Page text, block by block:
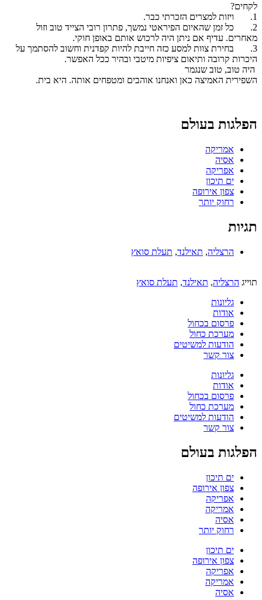
לקחים?
1. ויזות למצרים הזכרתי כבר.
2. כל זמן שהאיום הפיראטי נמשך, פתרון רובי הצייד טוב וזול
מאחרים. עדיף אם ניתן היה לרכוש אותם באופן חוקי.
3. בחירת צוות למסע כזה חייבת להיות קפדנית וחשוב להסתמך על
היכרות קרובה ותיאום ציפיות מיטבי ובהיר ככל האפשר.
היה טוב, טוב שנגמר
השפירית האמיצה כאן ואנחנו אוהבים ומטפחים אותה. היא בית.
הפלגות בעולם
אמריקה
אסיה
אפריקה
ים תיכון
צפון אירופה
רחוק יותר
תגיות
הרצליה, תאילנד, תעלת סואץ
תוייג הרצליה, תאילנד, תעלת סואץ
גליונות
אודות
פרסום בכחול
מערכת כחול
הודעות למשיטים
צור קשר
גליונות
אודות
פרסום בכחול
מערכת כחול
הודעות למשיטים
צור קשר
הפלגות בעולם
ים תיכון
צפון אירופה
אפריקה
אמריקה
אסיה
רחוק יותר
ים תיכון
צפון אירופה
אפריקה
אמריקה
אסיה